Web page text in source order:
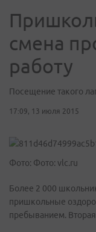
смена
работу
Посещение такого
17:09, 13 июля 2015
Фото: Фото: vlc.ru
Более 2 000
пришкольные
пребыванием.